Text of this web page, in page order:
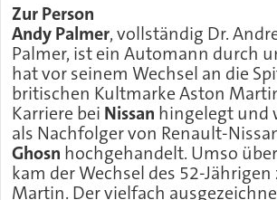
Zur Person
Andy Palmer, vollständig Dr.
Palmer, ist ein Automann durch
hat vor seinem Wechsel an die
britischen Kultmarke Aston
Karriere bei Nissan hingelegt und
als Nachfolger von Renault-
Ghosn hochgehandelt. Umso
kam der Wechsel des 52-Jährigen
Martin. Der vielfach